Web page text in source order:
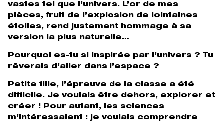
vastes tel que l’univers. L’or de mes
pièces, fruit de l’explosion de lointaines
étoiles, rend justement hommage à sa
version la plus naturelle…
Pourquoi es-tu si inspirée par l’univers ? Tu
rêverais d’aller dans l’espace ?
Petite fille, l’épreuve de la classe a été
difficile. Je voulais être dehors, explorer et
créer ! Pour autant, les sciences
m’intéressaient : je voulais comprendre